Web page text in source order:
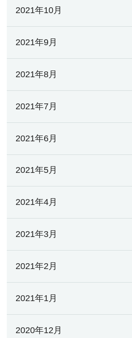
2021年10月
2021年9月
2021年8月
2021年7月
2021年6月
2021年5月
2021年4月
2021年3月
2021年2月
2021年1月
2020年12月